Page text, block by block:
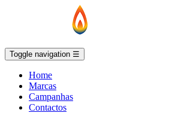
Toggle navigation ☰
Home
Marcas
Campanhas
Contactos